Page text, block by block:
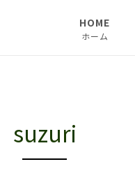
HOME
ホーム
suzuri